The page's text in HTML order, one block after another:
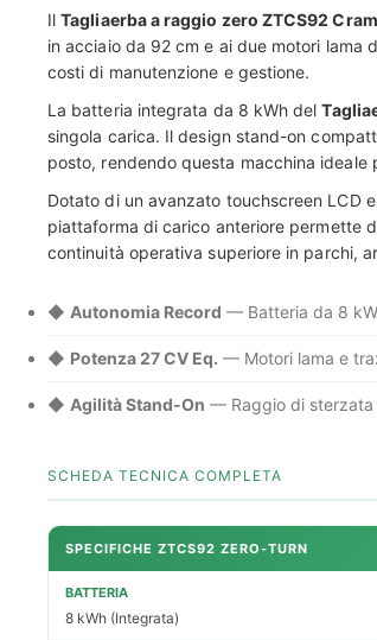
IlTagliaerba a raggio zero ZTCS92
in acciaio da 92 cm e ai due motori lama
costi di manutenzione e gestione.
La batteria integrata da 8 kWh del
singola carica. Il design stand-on
posto, rendendo questa macchina
Dotato di un avanzato touchscreen LCD
piattaforma di carico anteriore permette
continuità operativa superiore in parchi,
◆ Autonomia Record — Batteria da 8
◆ Potenza 27 CV Eq. — Motori lama e
◆ Agilità Stand-On — Raggio di sterzata
SCHEDA TECNICA COMPLETA
SPECIFICHE ZTCS92 ZERO-TURN
BATTERIA
8 kWh (Integrata)